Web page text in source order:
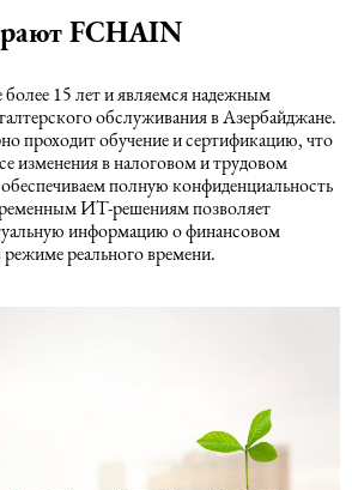
FCHAIN
15 лет и являемся надежным
обслуживания в Азербайджане.
проходит обучение и сертификацию, что
изменения в налоговом и трудовом
полную конфиденциальность
ИТ-решениям позволяет
информацию о финансовом
реального времени.